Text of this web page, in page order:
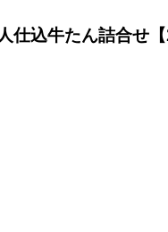
仕込牛たん詰合せ